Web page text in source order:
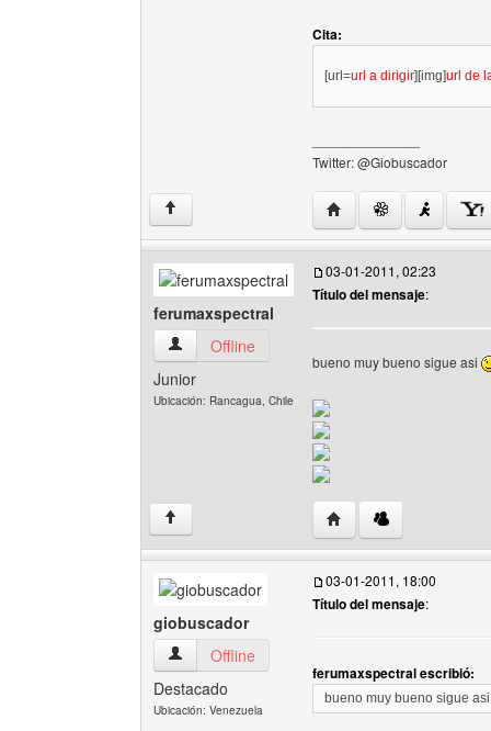
Cita:
[url=url a dirigir][img]url de
Twitter: @Giobuscador
↑ Visitar sitio web del
ferumaxspectral
ferumaxspectral Ver perfil del usuario
Offline
Junior
Ubicación: Rancagua, Chile
03-01-2011, 02:23
Título del mensaje:
bueno muy bueno sigue asi
↑ Visitar sitio web del
giobuscador
giobuscador Ver perfil del usuario
Offline
Destacado
Ubicación: Venezuela
03-01-2011, 18:00
Título del mensaje:
ferumaxspectral escribió:
bueno muy bueno sigue